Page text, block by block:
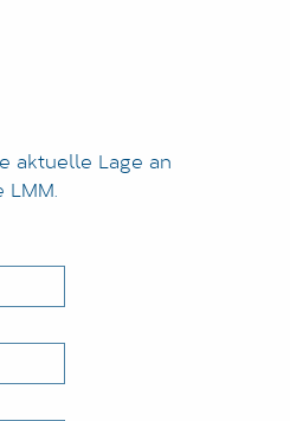
aktuelle Lage an
LMM.